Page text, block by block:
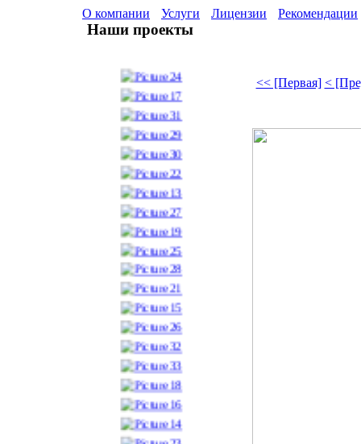
О компании Услуги Лицензии Рекомендации
Наши проекты
<< [Первая] <